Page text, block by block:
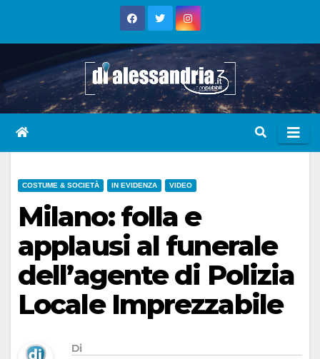
COSTUME & SOCIETÀ IN EVIDENZA VIDEO
Milano: folla e
applausi al funerale
dell’agente di Polizia
Locale Imprezzabile
Di